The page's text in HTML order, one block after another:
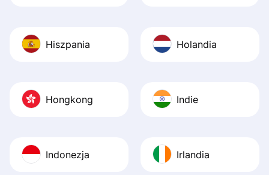
Hiszpania Holandia
Hongkong Indie
Indonezja Irlandia